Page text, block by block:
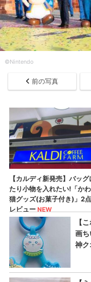
©Nintendo
前の写真